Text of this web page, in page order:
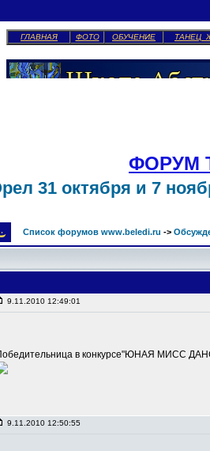
ГЛАВНАЯ ФОТО ОБУЧЕНИЕ ТАНЕЦ
ФОРУМ
31 октября и 7
Список форумов www.beledi.ru ->
9.11.2010 12:49:01
в конкурсе"ЮНАЯ МИСС
9.11.2010 12:50:55